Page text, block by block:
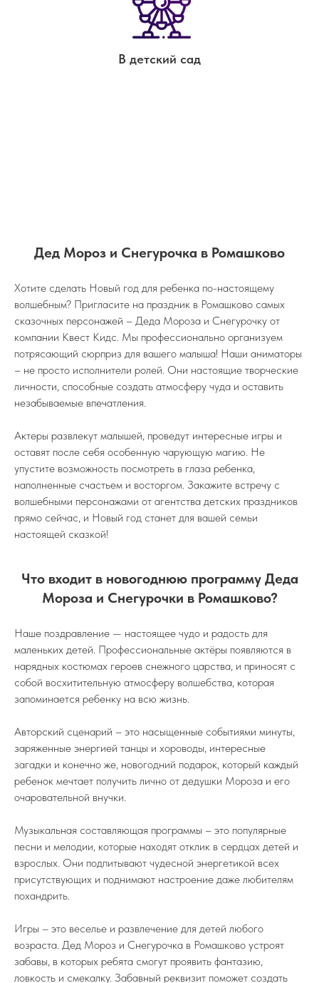
В детский сад
Дед Мороз и Снегурочка в Ромашково
Хотите сделать Новый год для ребенка по-настоящему
волшебным? Пригласите на праздник в Ромашково самых
сказочных персонажей – Деда Мороза и Снегурочку от
компании Квест Кидс. Мы профессионально организуем
потрясающий сюрприз для вашего малыша! Наши аниматоры
– не просто исполнители ролей. Они настоящие творческие
личности, способные создать атмосферу чуда и оставить
незабываемые впечатления.
Актеры развлекут малышей, проведут интересные игры и
оставят после себя особенную чарующую магию. Не
упустите возможность посмотреть в глаза ребенка,
наполненные счастьем и восторгом. Закажите встречу с
волшебными персонажами от агентства детских праздников
прямо сейчас, и Новый год станет для вашей семьи
настоящей сказкой!
Что входит в новогоднюю программу Деда
Мороза и Снегурочки в Ромашково?
Наше поздравление — настоящее чудо и радость для
маленьких детей. Профессиональные актёры появляются в
нарядных костюмах героев снежного царства, и приносят с
собой восхитительную атмосферу волшебства, которая
запоминается ребенку на всю жизнь.
Авторский сценарий – это насыщенные событиями минуты,
заряженные энергией танцы и хороводы, интересные
загадки и конечно же, новогодний подарок, который каждый
ребенок мечтает получить лично от дедушки Мороза и его
очаровательной внучки.
Музыкальная составляющая программы – это популярные
песни и мелодии, которые находят отклик в сердцах детей и
взрослых. Они подпитывают чудесной энергетикой всех
присутствующих и поднимают настроение даже любителям
похандрить.
Игры – это веселье и развлечение для детей любого
возраста. Дед Мороз и Снегурочка в Ромашково устроят
забавы, в которых ребята смогут проявить фантазию,
ловкость и смекалку. Забавный реквизит поможет создать